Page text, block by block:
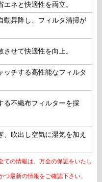
ネと快適性を両立。
動昇降し、フィルタ清掃が
させて快適性を向上。
ッチする高性能なフィルタ
る不織布フィルターを採
、吹出し空気に湿気を加え
の情報は、万全の保証をいたし
最新の情報をご確認下さい。